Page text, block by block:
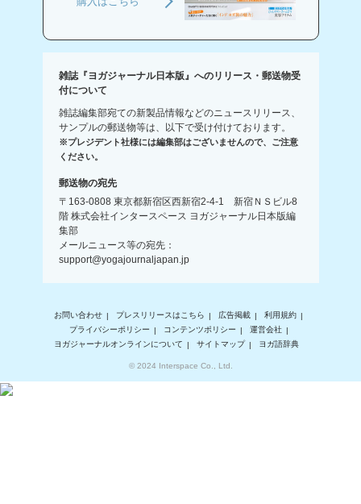
雑誌『ヨガジャーナル日本版』へのリリース・郵送物受
付について
雑誌編集部宛ての新製品情報などのニュースリリース、
サンプルの郵送物等は、以下で受け付けております。
※プレジデント社様には編集部はございませんので、ご注意
ください。
郵送物の宛先
〒163-0808 東京都新宿区西新宿2-4-1 新宿ＮＳビル8
階 株式会社インタースペース ヨガジャーナル日本版編
集部
メールニュース等の宛先：
support@yogajournaljapan.jp
お問い合わせ プレスリリースはこちら 広告掲載
利用規約
プライバシーポリシー
コンテンツポリシー
運営会社
ヨガジャーナルオンラインについて
サイトマップ ヨガ語辞典
© 2024 Interspace Co., Ltd.